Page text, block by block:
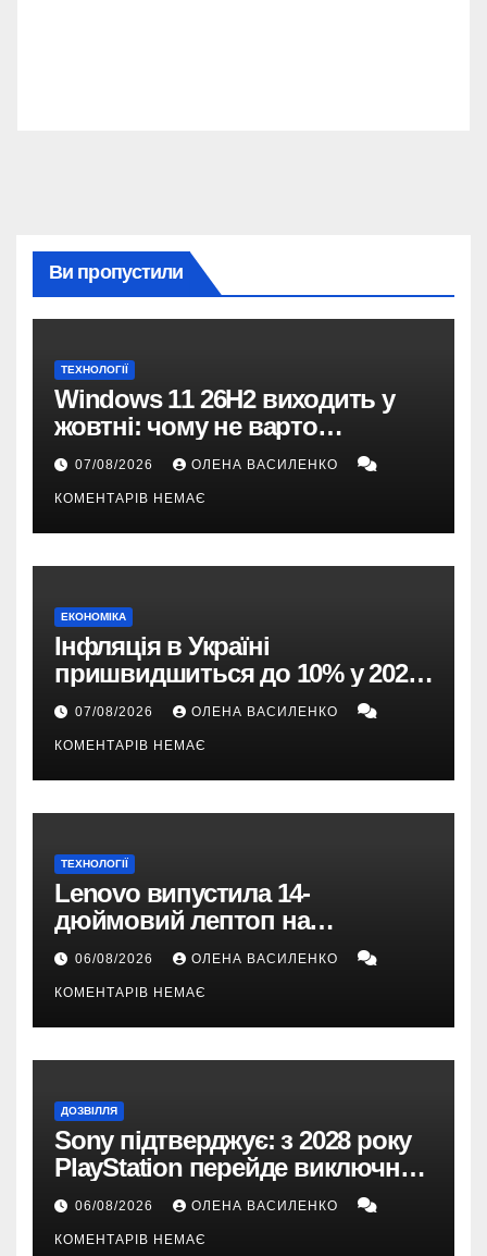
Ви пропустили
ТЕХНОЛОГІЇ
Windows 11 26H2 виходить у
жовтні: чому не варто
пропускати це оновлення
07/08/2026 ОЛЕНА ВАСИЛЕНКО
КОМЕНТАРІВ НЕМАЄ
ЕКОНОМІКА
Інфляція в Україні
пришвидшиться до 10% у 2026
році — прогноз НБУ
07/08/2026 ОЛЕНА ВАСИЛЕНКО
КОМЕНТАРІВ НЕМАЄ
ТЕХНОЛОГІЇ
Lenovo випустила 14-
дюймовий лептоп на
Snapdragon X2 з автономністю
понад 33 години
06/08/2026 ОЛЕНА ВАСИЛЕНКО
КОМЕНТАРІВ НЕМАЄ
ДОЗВІЛЛЯ
Sony підтверджує: з 2028 року
PlayStation перейде виключно
на цифрові ігри
06/08/2026 ОЛЕНА ВАСИЛЕНКО
КОМЕНТАРІВ НЕМАЄ